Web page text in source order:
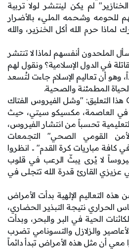
لم يكن لينتشر لولا تربية
للحومه وشحمه المليء بالأضرار
لماذا حرم الله أكل الخنزير، والله
الملحدون أنفسهم لماذا لا تنتشر
في الدول الإسلامية؟ ونقول لهم
وهو أن تعاليم الإسلام جاءت لتُسعد
المطمئنة والصحية.
جاء على موقع CNN هذا التعليق: "وشل الفيروس الفتاك
في العاصمة، مكسيكو سيتي، حيث
تحسباً من انتشار الفيروس،
القومي الصحي" التجمعات
كافة مباريات كرة القدم" .. انظروا
لا يُرى يبثّ الرعب في قلوب
عزيزي القارئ قدرة الله تتجلى في
هذه التعاليم الإلهية بدأت الأمراض
الحراري نتيجة التبذير الحضاري،
الحية في البر والبحر، وبدأت
والزلازل والتسونامي تضرب
أن مثل هذه الأمراض تبدأ دائماً